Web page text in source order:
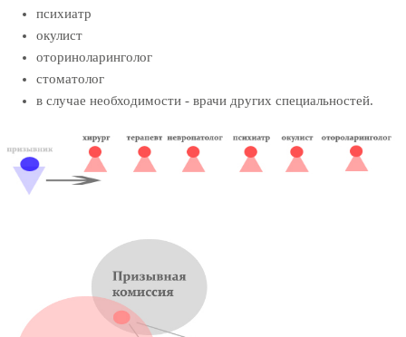
психиатр
окулист
оториноларинголог
стоматолог
в случае необходимости - врачи других специальностей.